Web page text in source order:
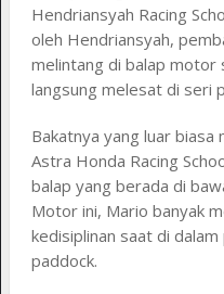
Hendriansyah Racing
oleh Hendriansyah,
melintang di balap motor
langsung melesat di seri
Bakatnya yang luar
Astra Honda Racing
balap yang berada di
Motor ini, Mario banyak
kedisiplinan saat di
paddock.